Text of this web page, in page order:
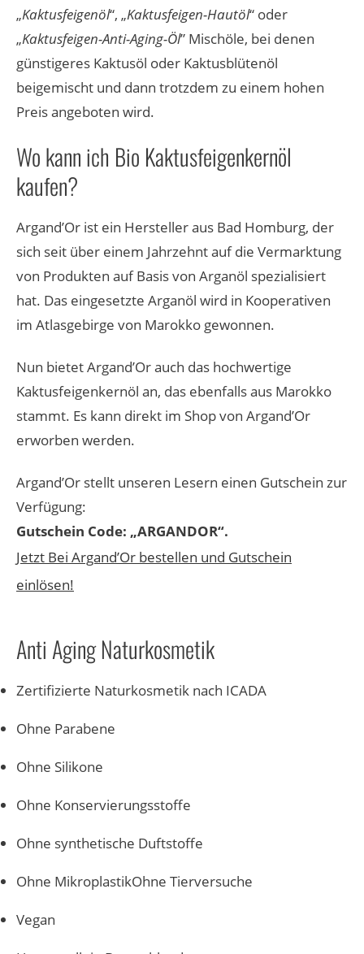
„Kaktusfeigenöl“, „Kaktusfeigen-Hautöl“ oder
„Kaktusfeigen-Anti-Aging-Öl” Mischöle, bei denen
günstigeres Kaktusöl oder Kaktusblütenöl
beigemischt und dann trotzdem zu einem hohen
Preis angeboten wird.
Wo kann ich Bio Kaktusfeigenkernöl
kaufen?
Argand’Or ist ein Hersteller aus Bad Homburg, der
sich seit über einem Jahrzehnt auf die Vermarktung
von Produkten auf Basis von Arganöl spezialisiert
hat. Das eingesetzte Arganöl wird in Kooperativen
im Atlasgebirge von Marokko gewonnen.
Nun bietet Argand’Or auch das hochwertige
Kaktusfeigenkernöl an, das ebenfalls aus Marokko
stammt. Es kann direkt im Shop von Argand’Or
erworben werden.
Argand’Or stellt unseren Lesern einen Gutschein zur
Verfügung:
Gutschein Code: „ARGANDOR“.
Jetzt Bei Argand’Or bestellen und Gutschein
einlösen!
Anti Aging Naturkosmetik
Zertifizierte Naturkosmetik nach ICADA
Ohne Parabene
Ohne Silikone
Ohne Konservierungsstoffe
Ohne synthetische Duftstoffe
Ohne MikroplastikOhne Tierversuche
Vegan